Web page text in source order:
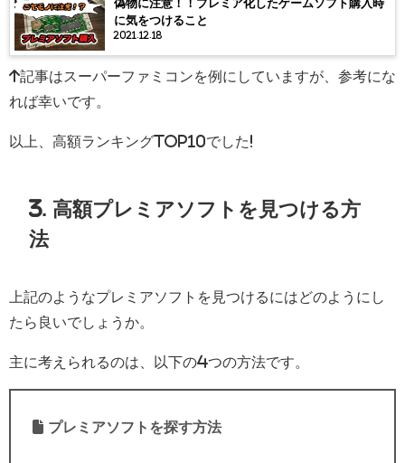
偽物に注意！！プレミア化したゲームソフト購入時
に気をつけること
2021.12.18
↑記事はスーパーファミコンを例にしていますが、参考にな
れば幸いです。
以上、高額ランキングTOP10でした!
3. 高額プレミアソフトを見つける方
法
上記のようなプレミアソフトを見つけるにはどのようにし
たら良いでしょうか。
主に考えられるのは、以下の4つの方法です。
プレミアソフトを探す方法